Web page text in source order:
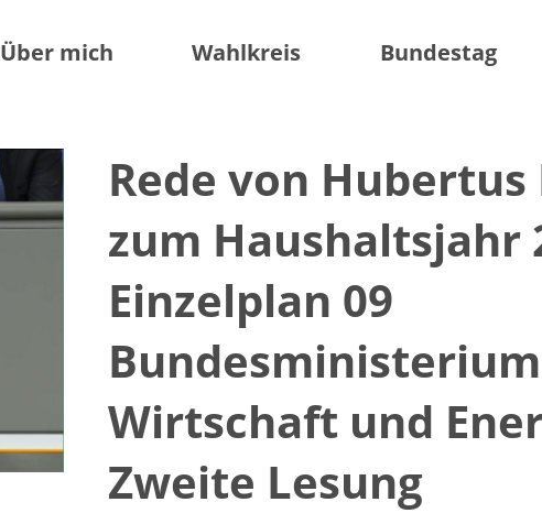
Über mich Wahlkreis Bundestag
Rede von Hubertus
zum Haushaltsjahr
Einzelplan 09
Wirtschaft und
Zweite Lesung